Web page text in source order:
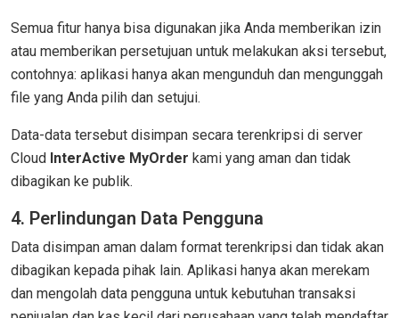
Semua fitur hanya bisa digunakan jika Anda memberikan izin
atau memberikan persetujuan untuk melakukan aksi tersebut,
contohnya: aplikasi hanya akan mengunduh dan mengunggah
file yang Anda pilih dan setujui.
Data-data tersebut disimpan secara terenkripsi di server
Cloud InterActive MyOrder kami yang aman dan tidak
dibagikan ke publik.
4. Perlindungan Data Pengguna
Data disimpan aman dalam format terenkripsi dan tidak akan
dibagikan kepada pihak lain. Aplikasi hanya akan merekam
dan mengolah data pengguna untuk kebutuhan transaksi